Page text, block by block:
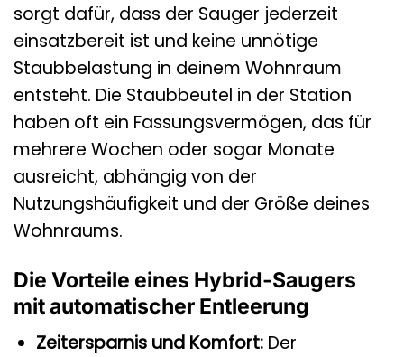
sorgt dafür, dass der Sauger jederzeit
einsatzbereit ist und keine unnötige
Staubbelastung in deinem Wohnraum
entsteht. Die Staubbeutel in der Station
haben oft ein Fassungsvermögen, das für
mehrere Wochen oder sogar Monate
ausreicht, abhängig von der
Nutzungshäufigkeit und der Größe deines
Wohnraums.
Die Vorteile eines Hybrid-Saugers
mit automatischer Entleerung
Zeitersparnis und Komfort:Der